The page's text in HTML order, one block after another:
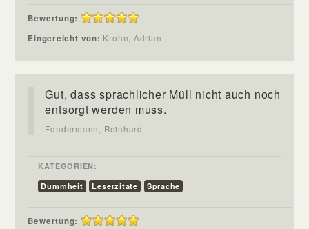
Bewertung:
Eingereicht von: Krohn, Adrian
Gut, dass sprachlicher Müll nicht auch noch
entsorgt werden muss.
Fondermann, Reinhard
KATEGORIEN:
Dummheit
Leserzitate Sprache
Bewertung: